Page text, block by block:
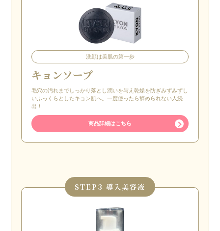
洗顔は美肌の第一歩
キョンソープ
毛穴の汚れまでしっかり落とし潤いを与え乾燥を防ぎみずみずし
いふっくらとしたキョン肌へ。一度使ったら辞められない人続
出！
商品詳細はこちら
STEP 3 導入美容液